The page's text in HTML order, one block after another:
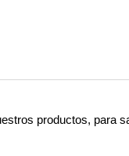
productos, para